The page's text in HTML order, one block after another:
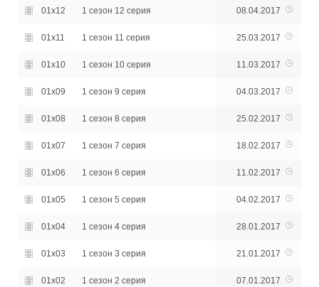
01x12 1 сезон 12 серия 08.04.2017
01x11 1 сезон 11 серия 25.03.2017
01x10 1 сезон 10 серия 11.03.2017
01x09 1 сезон 9 серия 04.03.2017
01x08 1 сезон 8 серия 25.02.2017
01x07 1 сезон 7 серия 18.02.2017
01x06 1 сезон 6 серия 11.02.2017
01x05 1 сезон 5 серия 04.02.2017
01x04 1 сезон 4 серия 28.01.2017
01x03 1 сезон 3 серия 21.01.2017
01x02 1 сезон 2 серия 07.01.2017